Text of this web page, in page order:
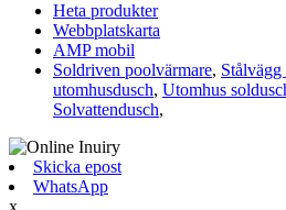
Heta produkter
Webbplatskarta
AMP mobil
Soldriven poolvärmare,
utomhusdusch, Utomhus
Solvattendusch,
Skicka epost
WhatsApp